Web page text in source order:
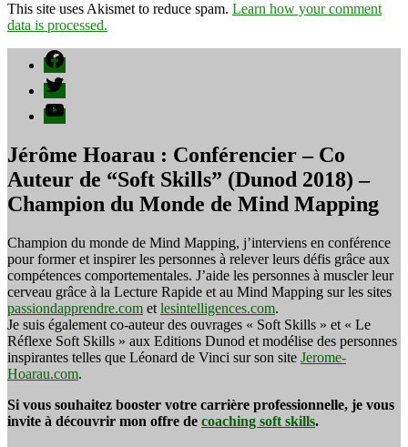
This site uses Akismet to reduce spam. Learn how your comment
data is processed.
Facebook
Twitter
YouTube
Jérôme Hoarau : Conférencier – Co
Auteur de “Soft Skills” (Dunod 2018) –
Champion du Monde de Mind Mapping
Champion du monde de Mind Mapping, j’interviens en conférence
pour former et inspirer les personnes à relever leurs défis grâce aux
compétences comportementales. J’aide les personnes à muscler leur
cerveau grâce à la Lecture Rapide et au Mind Mapping sur les sites
passiondapprendre.com et lesintelligences.com.
Je suis également co-auteur des ouvrages « Soft Skills » et « Le
Réflexe Soft Skills » aux Editions Dunod et modélise des personnes
inspirantes telles que Léonard de Vinci sur son site Jerome-
Hoarau.com.
Si vous souhaitez booster votre carrière professionnelle, je vous
invite à découvrir mon offre de coaching soft skills.